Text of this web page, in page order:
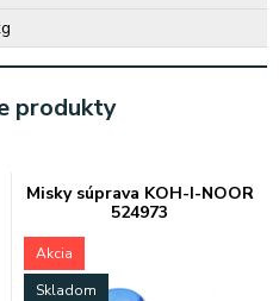
produkty
Misky súprava KOH-I-NOOR
524973
Akcia
Skladom